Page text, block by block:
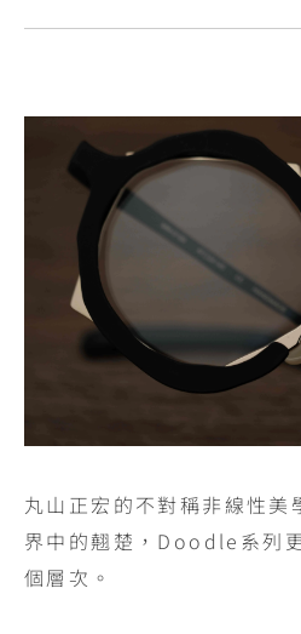
丸山正宏的不對稱非線性美
界中的翹楚，Doodle系列
個層次。